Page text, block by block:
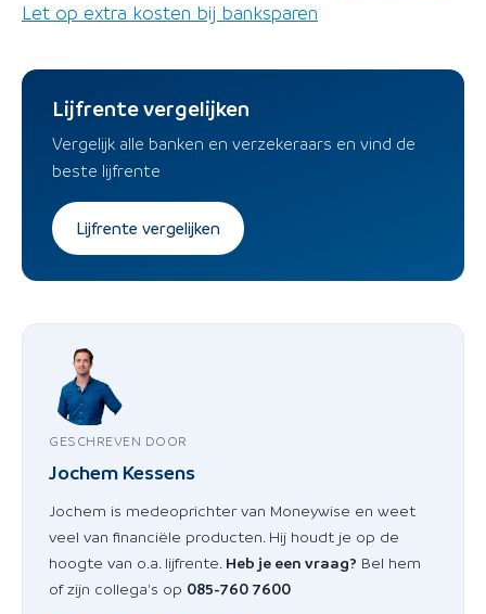
Let op extra kosten bij banksparen
Lijfrente vergelijken
Vergelijk alle banken en verzekeraars en vind de
beste lijfrente
Lijfrente vergelijken
GESCHREVEN DOOR
Jochem Kessens
Jochem is medeoprichter van Moneywise en weet
veel van financiële producten. Hij houdt je op de
hoogte van o.a. lijfrente. Heb je een vraag? Bel hem
of zijn collega's op 085-760 7600